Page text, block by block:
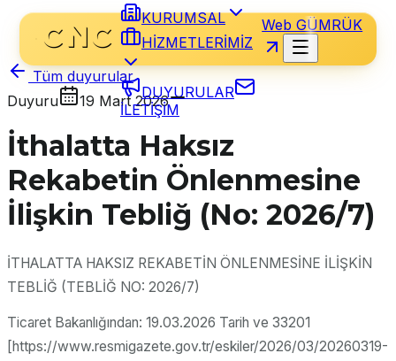
KURUMSAL
HİZMETLERİMİZ
DUYURULAR
İLETİŞİM
Web GÜMRÜK
Tüm duyurular
Duyuru
19 Mart 2026
İthalatta Haksız
Rekabetin Önlenmesine
İlişkin Tebliğ (No: 2026/7)
İTHALATTA HAKSIZ REKABETİN ÖNLENMESİNE İLİŞKİN
TEBLİĞ (TEBLİĞ NO: 2026/7)
Ticaret Bakanlığından: 19.03.2026 Tarih ve 33201
[https://www.resmigazete.gov.tr/eskiler/2026/03/20260319-